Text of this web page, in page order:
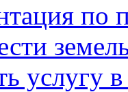
по
услугу в